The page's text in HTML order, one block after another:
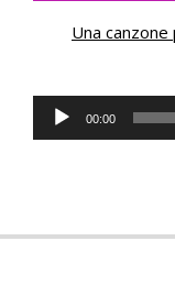
Una
Audio
Player
00:00